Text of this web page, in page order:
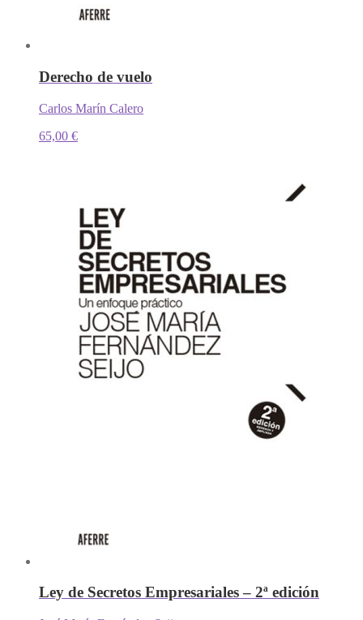
Derecho de vuelo
Carlos Marín Calero
65,00 €
Ley de Secretos Empresariales – 2ª edición